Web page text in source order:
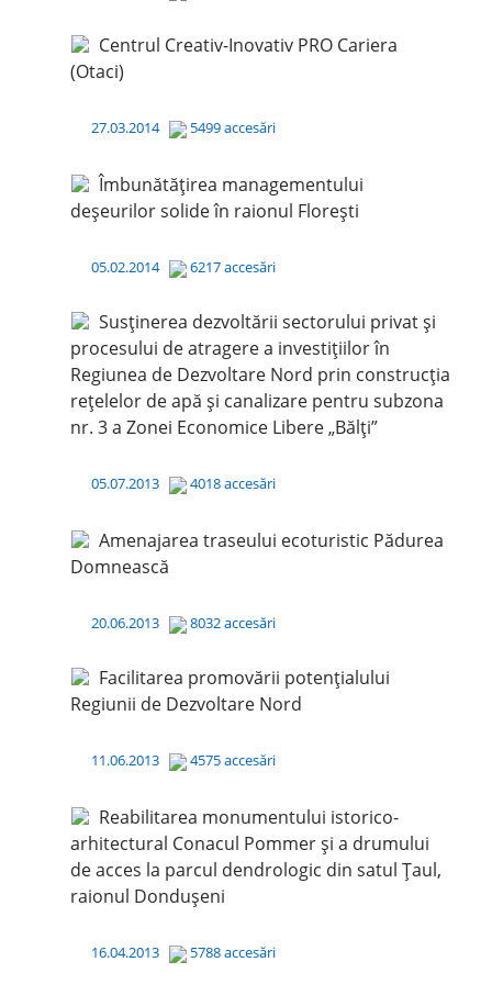
Centrul Creativ-Inovativ PRO Cariera
(Otaci)
27.03.2014 5499 accesări
Îmbunătățirea managementului
deșeurilor solide în raionul Florești
05.02.2014 6217 accesări
Susținerea dezvoltării sectorului privat și
procesului de atragere a investițiilor în
Regiunea de Dezvoltare Nord prin construcția
rețelelor de apă și canalizare pentru subzona
nr. 3 a Zonei Economice Libere „Bălți”
05.07.2013 4018 accesări
Amenajarea traseului ecoturistic Pădurea
Domnească
20.06.2013 8032 accesări
Facilitarea promovării potențialului
Regiunii de Dezvoltare Nord
11.06.2013 4575 accesări
Reabilitarea monumentului istorico-
arhitectural Conacul Pommer și a drumului
de acces la parcul dendrologic din satul Țaul,
raionul Dondușeni
16.04.2013 5788 accesări